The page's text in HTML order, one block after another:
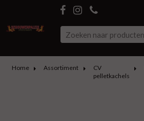
Home Assortiment
CV
pelletkachels